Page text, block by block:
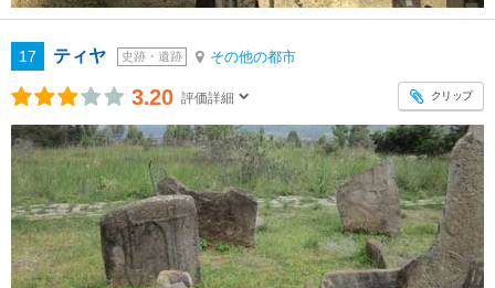
17 ティヤ 史跡・遺跡 その他の都市
3.20 評価詳細 クリップ